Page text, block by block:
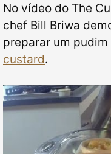
No vídeo do The
chef Bill Briwa
preparar um
custard.